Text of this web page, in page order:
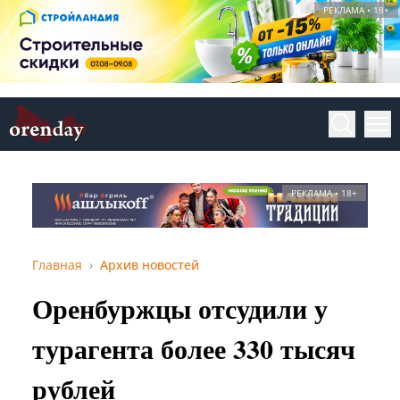
РЕКЛАМА • 18+
РЕКЛАМА • 18+
Главная Архив новостей
Оренбуржцы отсудили у
турагента более 330 тысяч
рублей